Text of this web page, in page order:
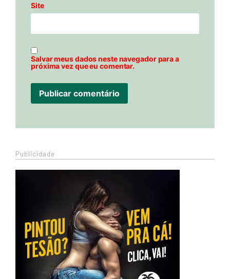
Site
Salvar meus dados neste navegador para a
próxima vez que eu comentar.
Publicidade